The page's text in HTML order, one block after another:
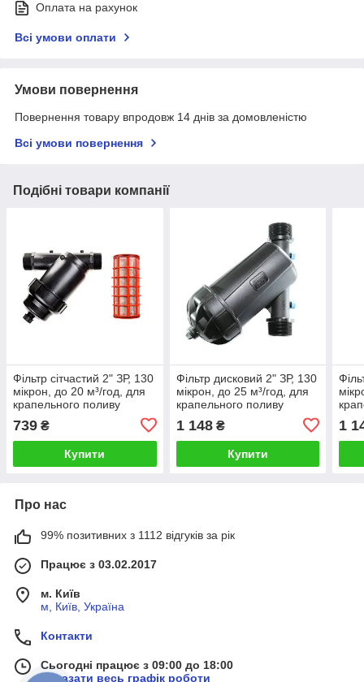
Оплата на рахунок
Всі умови оплати
Умови повернення
Повернення товару впродовж 14 днів за домовленістю
Всі умови повернення
Подібні товари компанії
Фільтр сітчастий 2" ЗР, 130
мікрон, до 20 м³/год, для
крапельного поливу
739 ₴
Купити
Фільтр дисковий 2" ЗР, 130
мікрон, до 25 м³/год, для
крапельного поливу
1 148₴
Купити
1
Про нас
99% позитивних з 1112 відгуків за рік
Працює з 03.02.2017
м. Київ
м, Київ, Україна
Контакти
Сьогодні працює з 09:00 до 18:00
Показати весь графік роботи